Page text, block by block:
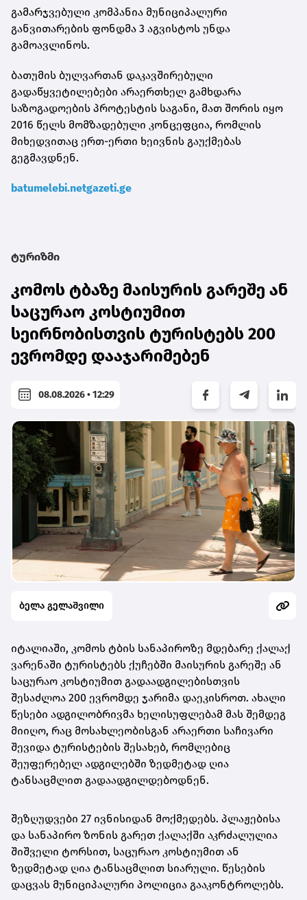
გამარჯვებული კომპანია მუნიციპალური
განვითარების ფონდმა 3 აგვისტოს უნდა
გამოავლინოს.
ბათუმის ბულვართან დაკავშირებული
გადაწყვეტილებები არაერთხელ გამხდარა
საზოგადოების პროტესტის საგანი, მათ შორის იყო
2016 წელს მომზადებული კონცეფცია, რომლის
მიხედვითაც ერთ-ერთი ხეივნის გაუქმებას
გეგმავდნენ.
batumelebi.netgazeti.ge
ტურიზმი
კომოს ტბაზე მაისურის გარეშე ან
საცურაო კოსტიუმით
სეირნობისთვის ტურისტებს 200
ევრომდე დააჯარიმებენ
08.08.2026 • 12:29
ბელა გელაშვილი
იტალიაში, კომოს ტბის სანაპიროზე მდებარე ქალაქ
ვარენაში ტურისტებს ქუჩებში მაისურის გარეშე ან
საცურაო კოსტიუმით გადაადგილებისთვის
შესაძლოა 200 ევრომდე ჯარიმა დაეკისროთ. ახალი
წესები ადგილობრივმა ხელისუფლებამ მას შემდეგ
მიიღო, რაც მოსახლეობისგან არაერთი საჩივარი
შევიდა ტურისტების შესახებ, რომლებიც
შეუფერებელ ადგილებში ზედმეტად ღია
ტანსაცმლით გადაადგილდებოდნენ.
შეზღუდვები 27 ივნისიდან მოქმედებს. პლაჟებისა
და სანაპირო ზონის გარეთ ქალაქში აკრძალულია
შიშველი ტორსით, საცურაო კოსტიუმით ან
ზედმეტად ღია ტანსაცმლით სიარული. წესების
დაცვას მუნიციპალური პოლიცია გააკონტროლებს.